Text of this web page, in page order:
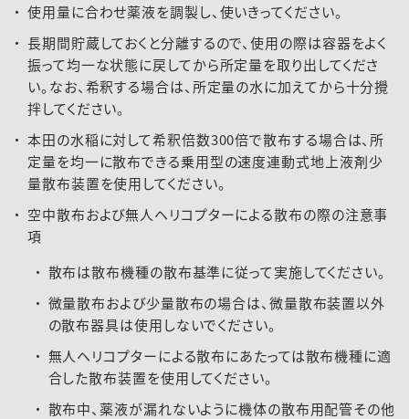
使用量に合わせ薬液を調製し、使いきってください。
長期間貯蔵しておくと分離するので、使用の際は容器をよく
振って均一な状態に戻してから所定量を取り出してくださ
い。なお、希釈する場合は、所定量の水に加えてから十分攪
拌してください。
本田の水稲に対して希釈倍数300倍で散布する場合は、所
定量を均一に散布できる乗用型の速度連動式地上液剤少
量散布装置を使用してください。
空中散布および無人ヘリコプターによる散布の際の注意事
項
散布は散布機種の散布基準に従って実施してください。
微量散布および少量散布の場合は、微量散布装置以外
の散布器具は使用しないでください。
無人ヘリコプターによる散布にあたっては散布機種に適
合した散布装置を使用してください。
散布中、薬液が漏れないように機体の散布用配管その他